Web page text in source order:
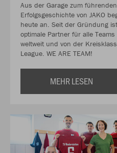
Aus der Garage zum
Erfolgsgeschichte von JAKO
heute an. Seit der Gründung
optimale Partner für alle
weltweit und von der
League. WE ARE TEAM!
MEHR LESEN